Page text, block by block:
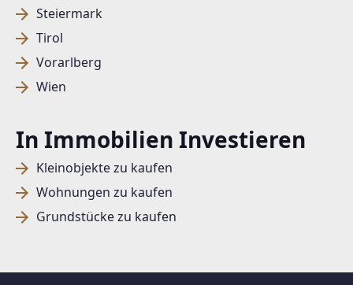
Steiermark
Tirol
Vorarlberg
Wien
In Immobilien Investieren
Kleinobjekte zu kaufen
Wohnungen zu kaufen
Grundstücke zu kaufen